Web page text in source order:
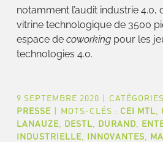
notamment l’audit industrie 4.0,
vitrine technologique de 3500
espace de coworking pour les
technologies 4.0.
9 SEPTEMBRE 2020 |
PRESSE | MOTS-CLÉS : CEI MTL
LANAUZE, DESTL DURAND
INDUSTRIELLE, INNOVANTES